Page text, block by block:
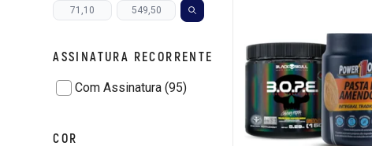
ASSINATURA RECORRENTE
Com Assinatura (95)
COR